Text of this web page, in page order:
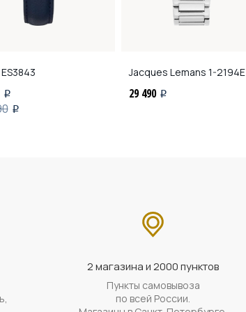
ES3843
i
i
Jacques Lemans 1-2194E
29 490 i
2 магазина и 2000 пунктов
Пункты самовывоза
по всей России.